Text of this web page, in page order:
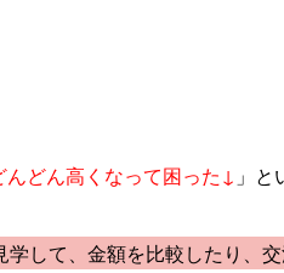
どん高くなって困った↓ 」と
学して、金額を比較したり、